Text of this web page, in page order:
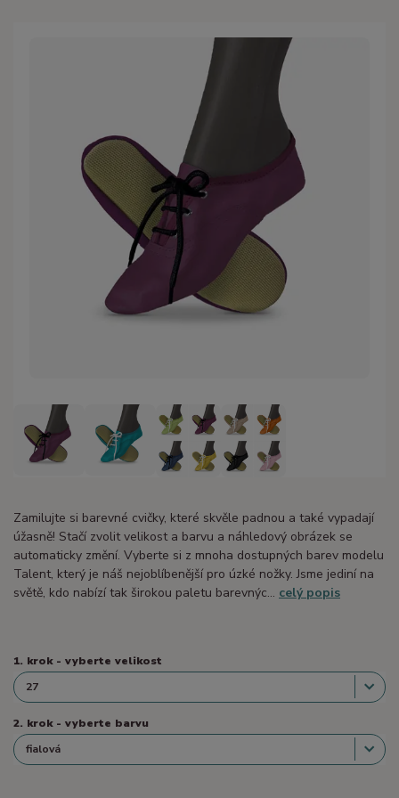
Zamilujte si barevné cvičky, které skvěle padnou a také vypadají
úžasně! Stačí zvolit velikost a barvu a náhledový obrázek se
automaticky změní. Vyberte si z mnoha dostupných barev modelu
Talent, který je náš nejoblíbenější pro úzké nožky. Jsme jediní na
světě, kdo nabízí tak širokou paletu barevnýc... celý popis
1. krok - vyberte velikost
2. krok - vyberte barvu